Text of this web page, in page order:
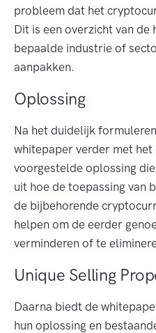
probleem dat het
Dit is een overzicht van de
bepaalde industrie of
aanpakken.
Oplossing
Na het duidelijk
whitepaper verder met het
voorgestelde oplossing
uit hoe de toepassing van
de bijbehorende
helpen om de eerder
verminderen of te
Unique Selling
Daarna biedt de
hun oplossing en